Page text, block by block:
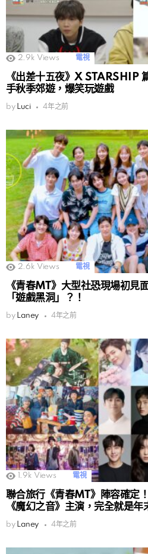
2.9k Views 電視
《出差十五夜》X STARSHIP
手秋季郊遊，爆笑玩遊戲
by Luci 4年之前
2.6k Views 電視
《青春MT》大型社恐現場初見
「遊戲黑洞」？！
by Laney 4年之前
1.9k Views 電視
聯合旅行《青春MT》陣容確定
《魔幻之音》主演，完全就是年
by Laney 4年之前